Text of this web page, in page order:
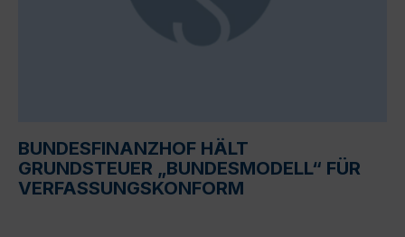
BUNDESFINANZHOF HÄLT
GRUNDSTEUER „BUNDESMODELL“ FÜR
VERFASSUNGSKONFORM